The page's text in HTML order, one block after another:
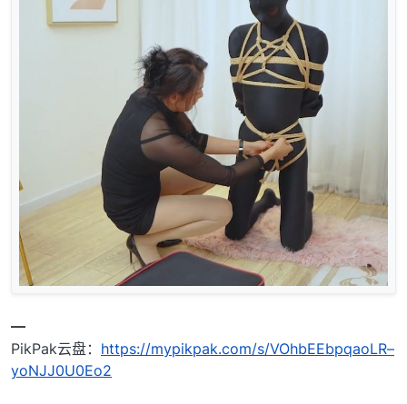
━
PikPak云盘： https://mypikpak.com/s/VOhbEEbpqaoLR–
yoNJJ0U0Eo2